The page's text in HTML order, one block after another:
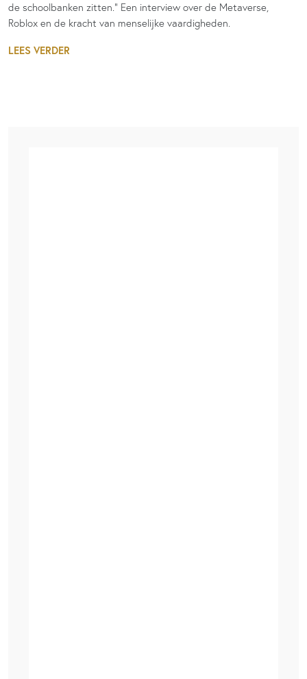
de schoolbanken zitten.” Een interview over de Metaverse,
Roblox en de kracht van menselijke vaardigheden.
LEES VERDER